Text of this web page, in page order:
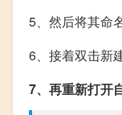
5、然后将其命
6、接着双击新
7、再重新打开